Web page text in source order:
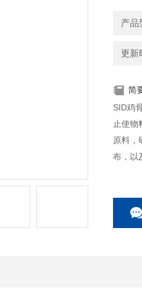
产品
更新
简
SID鸡
止使物
原料，
布，以